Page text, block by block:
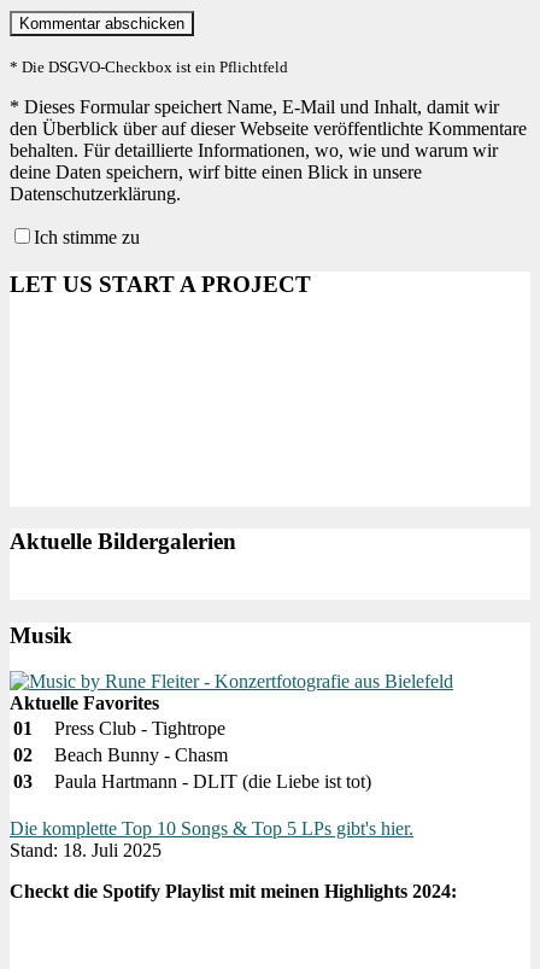
* Die DSGVO-Checkbox ist ein Pflichtfeld
* Dieses Formular speichert Name, E-Mail und Inhalt, damit wir
den Überblick über auf dieser Webseite veröffentlichte Kommentare
behalten. Für detaillierte Informationen, wo, wie und warum wir
deine Daten speichern, wirf bitte einen Blick in unsere
Datenschutzerklärung.
Ich stimme zu
LET US START A PROJECT
Aktuelle Bildergalerien
Musik
Aktuelle Favorites
01
Press Club - Tightrope
02
Beach Bunny - Chasm
03
Paula Hartmann - DLIT (die Liebe ist tot)
Die komplette Top 10 Songs & Top 5 LPs gibt's hier.
Stand: 18. Juli 2025
Checkt die Spotify Playlist mit meinen Highlights 2024: